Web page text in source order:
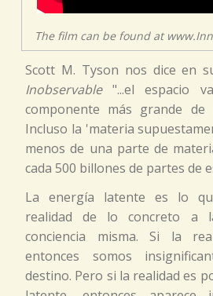
The film can be found at
Scott M. Tyson nos dice en
Inobservable"...el espacio
componente más grande de
Incluso la 'materia
menos de una parte de
cada 500 billones de partes de
La energía latente es lo
realidad de lo concreto a
conciencia misma. Si la
entonces somos
destino. Pero si la realidad es